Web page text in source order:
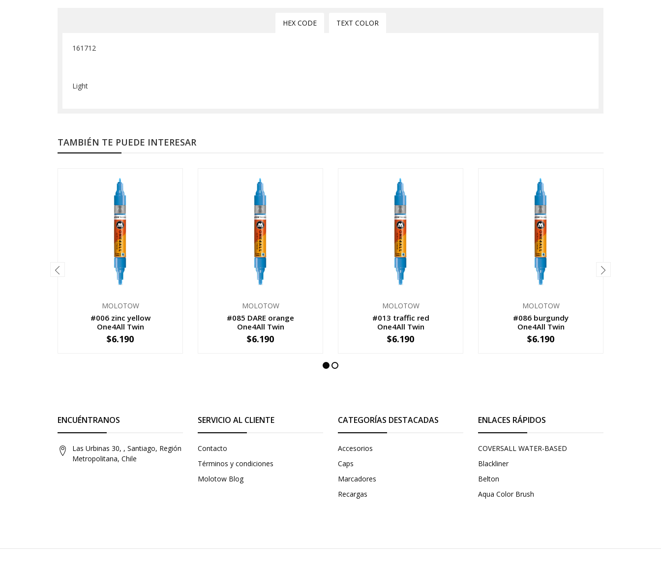
HEX CODE TEXT COLOR
161712
Light
TAMBIÉN TE PUEDE INTERESAR
MOLOTOW
#006 zinc yellow
One4All Twin
+
$6.190
MOLOTOW
#085 DARE orange
One4All Twin
+
$6.190
MOLOTOW
#013 traffic red
One4All Twin
+
$6.190
MOLOTOW
#086 burgundy
One4All Twin
+
$6.190
ENCUÉNTRANOS
Las Urbinas 30, , Santiago, Región
Metropolitana, Chile
SERVICIO AL CLIENTE
Contacto
Términos y condiciones
Molotow Blog
CATEGORÍAS DESTACADAS
Accesorios
Caps
Marcadores
Recargas
ENLACES RÁPIDOS
COVERSALL WATER-BASED
Blackliner
Belton
Aqua Color Brush